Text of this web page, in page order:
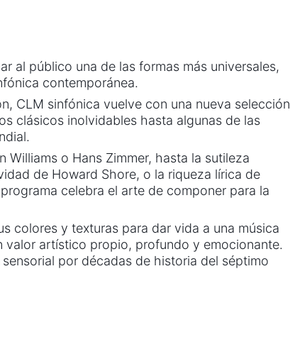
al público una de las formas más universales,
contemporánea.
CLM sinfónica vuelve con una nueva selección
clásicos inolvidables hasta algunas de las
o Hans Zimmer, hasta la sutileza
de Howard Shore, o la riqueza lírica de
celebra el arte de componer para la
colores y texturas para dar vida a una música
valor artístico propio, profundo y emocionante.
por décadas de historia del séptimo